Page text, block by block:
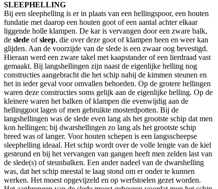
SLEEPHELLING
Bij een sleephelling is er in plaats van een hellingspoor, een houten
fundatie met daarop een houten goot of een aantal achter elkaar
liggende holle klampen. De kar is vervangen door een zware balk,
de slede ofsleep, die over deze goot of klampen heen en weer kan
glijden. Aan de voorzijde van de slede is een zwaar oog bevestigd.
Hieraan werd een zware takel met kaapstander of een lierdraad vast
gemaakt. Bij langshellingen zijn naast de eigenlijke helling nog
constructies aangebracht die het schip nabij de kimmen steunen en
het in ieder geval voor omvallen behoeden. Op de grotere hellingen
waren deze constructies soms gelijk aan de eigenlijke helling. Op de
kleinere waren het balken of klampen die evenwijdig aan de
hellinggoot lagen of men gebruikte mosterdpotten. Bij de
langshellingen was de slede even lang als het grootste schip dat men
kon hellingen; bij dwarshellingen zo lang als het grootste schip
breed was of langer. Voor houten schepen is een langsscheepse
sleephelling ideaal. Het schip wordt over de volle lengte van de kiel
gesteund en bij het vervangen van gangen heeft men zelden last van
de slede(s) of steunbalken. Een ander nadeel van de dwarshelling
was, dat het schip meestal te laag stond om er onder te kunnen
werken. Het moest opgevijzeld en op werfstoelen gezet worden.